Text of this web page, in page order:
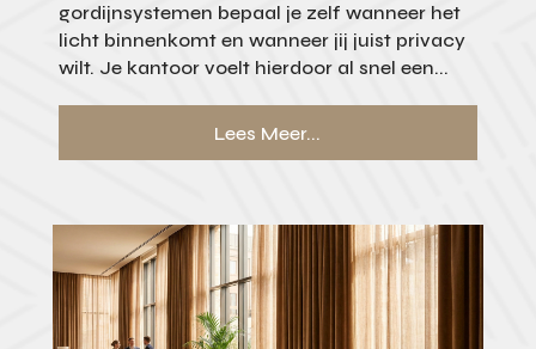
gordijnsystemen bepaal je zelf wanneer het
licht binnenkomt en wanneer jij juist privacy
wilt. Je kantoor voelt hierdoor al snel een...
Lees Meer...